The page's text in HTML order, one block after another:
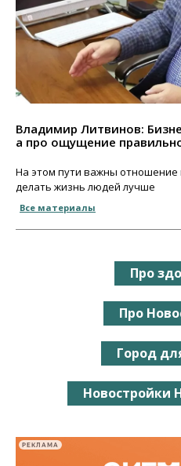
Владимир Литвинов:
а про ощущение
На этом пути важны отношение
делать жизнь людей лучше
Все материалы
Про
Про
Город
Новостройки
РЕКЛАМА